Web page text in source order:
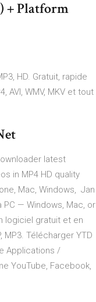
+ Platform
HD. Gratuit, rapide
WMV, MKV et tout
latest
in MP4 HD quality
Mac, Windows, Jan
— Windows, Mac, or
logiciel gratuit et en
MP3. Télécharger YTD
Applications /
YouTube, Facebook,